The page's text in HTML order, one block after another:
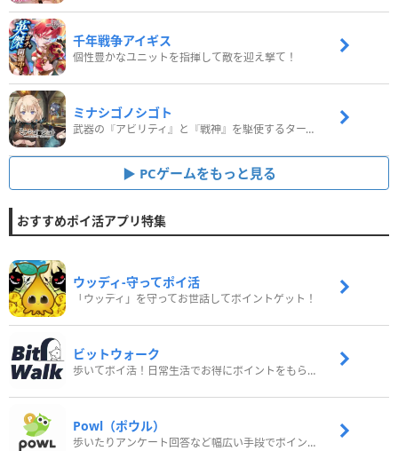
千年戦争アイギス
個性豊かなユニットを指揮して敵を迎え撃て！
ミナシゴノシゴト
武器の『アビリティ』と『戦神』を駆使するターン制コマンドバトルRPG！
PCゲームをもっと見る
おすすめポイ活アプリ特集
ウッディ‐守ってポイ活
「ウッディ」を守ってお世話してポイントゲット！
ビットウォーク
歩いてポイ活！日常生活でお得にポイントをもらおう
Powl（ポウル）
歩いたりアンケート回答など幅広い手段でポイントをゲット